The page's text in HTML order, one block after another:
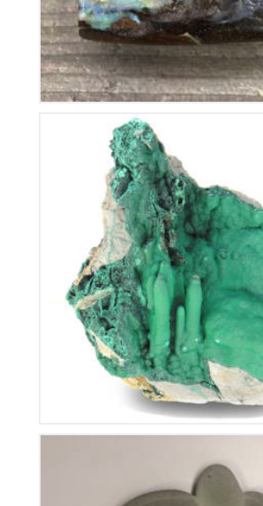
Stalactite de Malachite
380€